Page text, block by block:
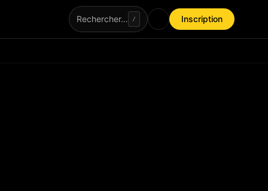
Rechercher… / Inscription